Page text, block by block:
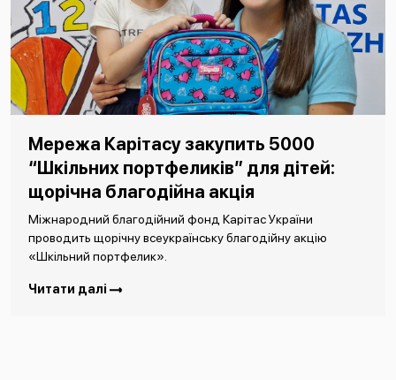
Мережа Карітасу закупить 5000
“Шкільних портфеликів” для дітей:
щорічна благодійна акція
Міжнародний благодійний фонд Карітас України
проводить щорічну всеукраїнську благодійну акцію
«Шкільний портфелик».
Читати далі